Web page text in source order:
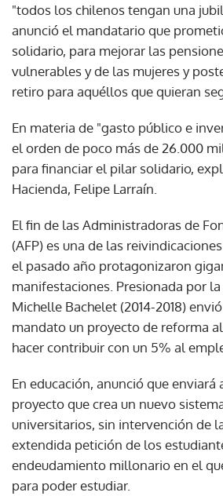
"todos los chilenos tengan una
anunció el mandatario que
solidario, para mejorar las
vulnerables y de las mujeres y
retiro para aquéllos que quieran
En materia de "gasto público e
el orden de poco más de 26.000
para financiar el pilar solidario,
Hacienda, Felipe Larraín.
El fin de las Administradoras de
(AFP) es una de las
el pasado año protagonizaron
manifestaciones. Presionada por
Michelle Bachelet (2014-2018)
mandato un proyecto de reforma
hacer contribuir con un 5% al
En educación, anunció que enviará
proyecto que crea un nuevo
universitarios, sin intervención de
extendida petición de los
endeudamiento millonario en el
para poder estudiar.